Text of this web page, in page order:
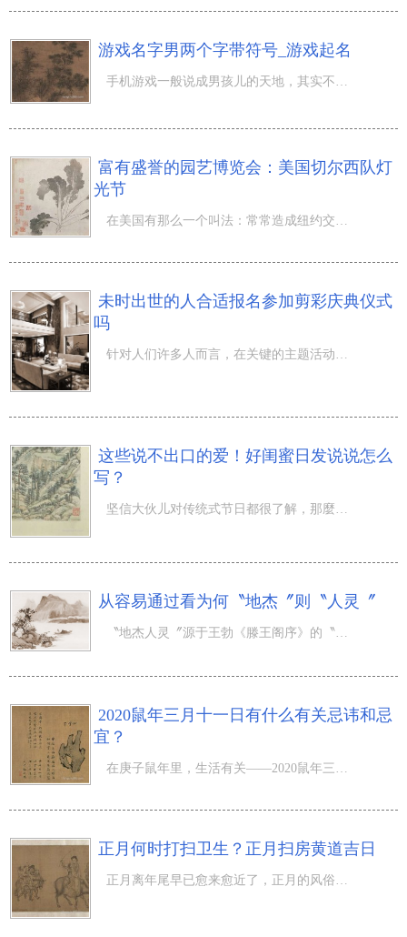
游戏名字男两个字带符号_游戏起名
手机游戏一般说成男孩儿的天地，其实不是现在的游戏早已分不清人群及男孩和女孩，据最新数据显示信息年我国
富有盛誉的园艺博览会：美国切尔西队灯
光节
在美国有那么一个叫法：常常造成纽约交通阻塞的有三件事，其一是女王陛下交通出行，其二是获得胜利的球队骏
未时出世的人合适报名参加剪彩庆典仪式
吗
针对人们许多人而言，在关键的主题活动前开展剪彩庆典仪式，通常就是说会为自己要开展的事儿产生好的征兆，
这些说不出口的爱！好闺蜜日发说说怎么
写？
坚信大伙儿对传统式节日都很了解，那麼有几个掌握过 互联网节日 呢？互联网节日有（装萌日、单身节、八卦节
从容易通过看为何〝地杰〞则〝人灵〞
2020鼠年三月十一日有什么有关忌讳和忌
宜？
在庚子鼠年里，生活有关——2020鼠年三月十一日有什么有关忌讳和忌宜？农历三月的来临，代表着春去夏来，在
正月何时打扫卫生？正月扫房黄道吉日
正月离年尾早已愈来愈近了，正月的风俗习惯之一便是清扫，那麼正月何时打扫卫生？正月扫房黄道吉日有什么？